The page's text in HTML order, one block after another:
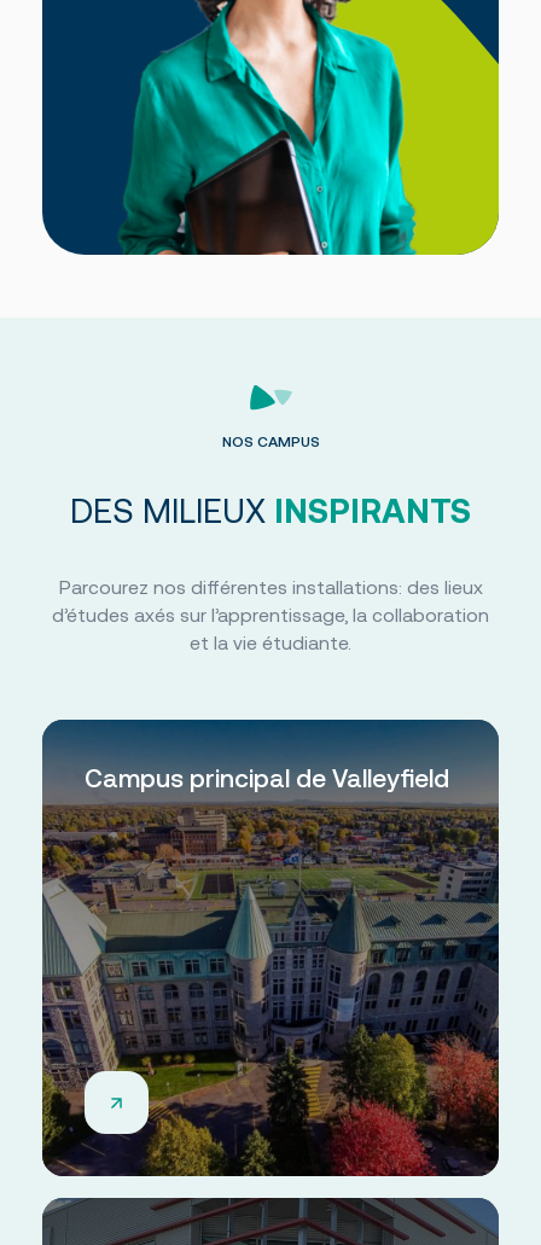
NOS CAMPUS
DES MILIEUX INSPIRANTS
Parcourez nos différentes installations: des lieux
d’études axés sur l’apprentissage, la collaboration
et la vie étudiante.
Campus principal de Valleyfield